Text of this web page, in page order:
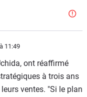
à 11:49
ont réaffirmé
à trois ans
ventes. "Si le plan